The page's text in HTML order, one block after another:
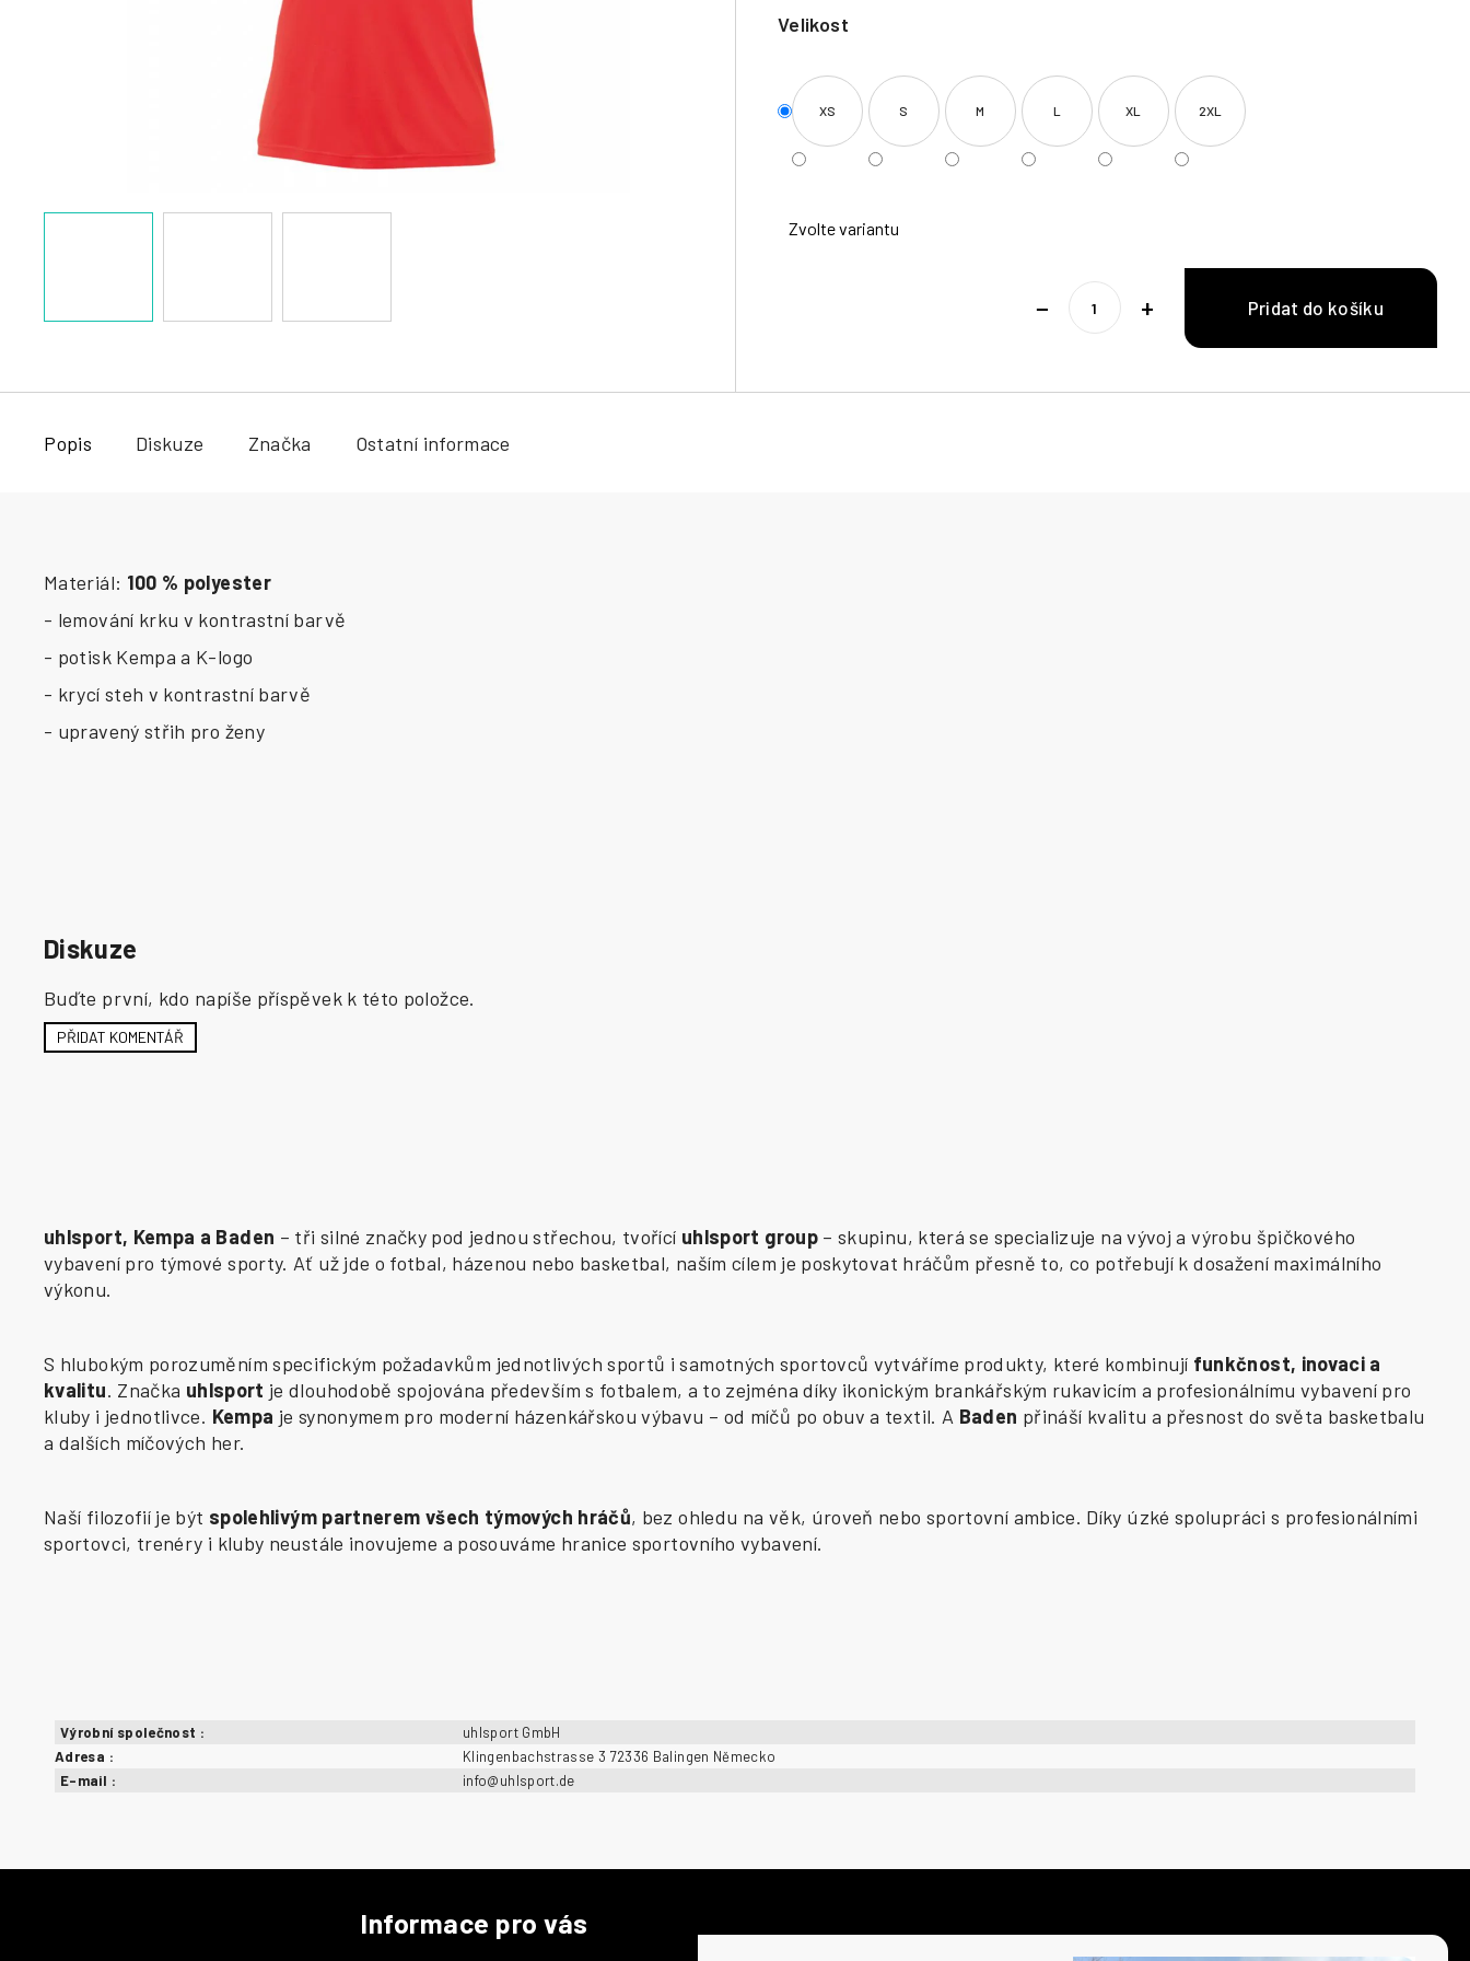
Velikost
XS S M L XL 2XL
Zvolte variantu
+
−
Popis Diskuze Značka Ostatní informace
Materiál: 100 % polyester
- lemování krku v kontrastní barvě
- potisk Kempa a K-logo
- krycí steh v kontrastní barvě
- upravený střih pro ženy
Diskuze
Buďte první, kdo napíše příspěvek k této položce.
PŘIDAT KOMENTÁŘ
uhlsport, Kempa a Baden – tři silné značky pod jednou střechou, tvořící uhlsport group– skupinu, která se specializuje na vývoj a výrobu špičkového
vybavení pro týmové sporty. Ať už jde o fotbal, házenou nebo basketbal, naším cílem je poskytovat hráčům přesně to, co potřebují k dosažení maximálního
výkonu.
S hlubokým porozuměním specifickým požadavkům jednotlivých sportů i samotných sportovců vytváříme produkty, které kombinují funkčnost, inovaci a
kvalitu. Značka uhlsport je dlouhodobě spojována především s fotbalem, a to zejména díky ikonickým brankářským rukavicím a profesionálnímu vybavení pro
kluby i jednotlivce. Kempa je synonymem pro moderní házenkářskou výbavu – od míčů po obuv a textil. A Baden přináší kvalitu a přesnost do světa basketbalu
a dalších míčových her.
Naší filozofií je být spolehlivým partnerem všech týmových hráčů, bez ohledu na věk, úroveň nebo sportovní ambice. Díky úzké spolupráci s profesionálními
sportovci, trenéry i kluby neustále inovujeme a posouváme hranice sportovního vybavení.
Výrobní společnost :
uhlsport GmbH
Adresa :
Klingenbachstrasse 3 72336 Balingen Německo
E-mail : info@uhlsport.de
Informace pro vás